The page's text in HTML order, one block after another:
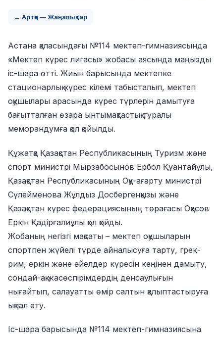
← Артқа — Жаңалықтар
Астана қаласындағы №114 мектеп-гимназиясында
«Мектеп күрес лигасы» жобасы аясында маңызды
іс-шара өтті. Жиын барысында мектепке
стационарлық күрес кілемі табысталып, мектеп
оқушылары арасында күрес түрлерін дамытуға
бағытталған өзара ынтымақтастық туралы
меморандумға қол қойылды.
Құжатқа Қазақстан Республикасының Туризм және
спорт министрі Мырзабосынов Ербол Қуантайұлы,
Қазақстан Республикасының Оқу-ағарту министрі
Сүлейменова Жұлдыз Досбергенқызы және
Қазақстан күрес федерациясының төрағасы Оқасов
Еркін Қадірғалиұлы қол қойды.
Жобаның негізгі мақсаты – мектеп оқушыларын
спортпен жүйелі түрде айналысуға тарту, грек-
рим, еркін және әйелдер күресін кеңінен дамыту,
сондай-ақ жасөспірімдердің денсаулығын
нығайтып, салауатты өмір салтын қалыптастыруға
ықпал ету.
Іс-шара барысында №114 мектеп-гимназиясына